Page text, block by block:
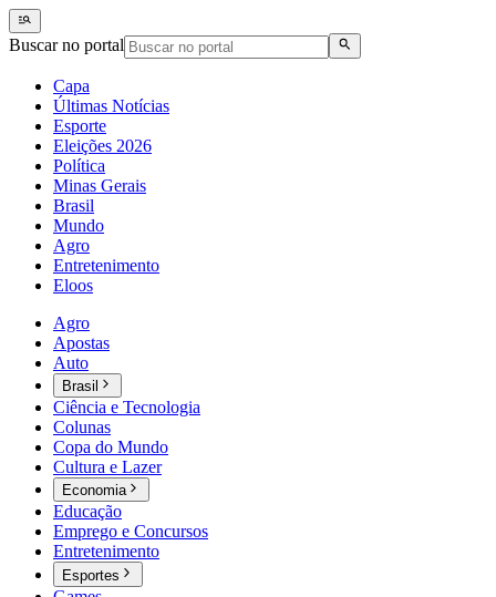
Buscar no portal
Capa
Últimas Notícias
Esporte
Eleições 2026
Política
Minas Gerais
Brasil
Mundo
Agro
Entretenimento
Eloos
Agro
Apostas
Auto
Brasil
Ciência e Tecnologia
Colunas
Copa do Mundo
Cultura e Lazer
Economia
Educação
Emprego e Concursos
Entretenimento
Esportes